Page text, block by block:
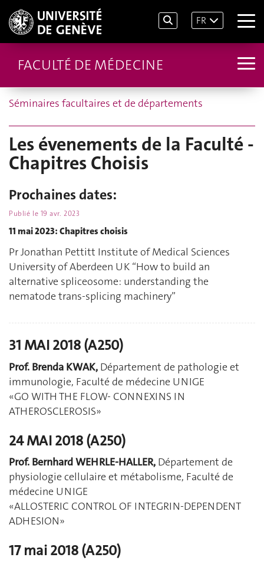
FR
FACULTÉ DE MÉDECINE
Séminaires facultaires et de départements
Les évenements de la Faculté -
Chapitres Choisis
Prochaines dates:
Publié le 19 avr. 2023
11 mai 2023: Chapitres choisis
Pr Jonathan Pettitt Institute of Medical Sciences
University of Aberdeen UK “How to build an
alternative spliceosome: understanding the
nematode trans-splicing machinery”
31 MAI 2018 (A250)
Prof. Brenda KWAK, Département de pathologie et
immunologie, Faculté de médecine UNIGE
«GO WITH THE FLOW- CONNEXINS IN
ATHEROSCLEROSIS»
24 MAI 2018 (A250)
Prof. Bernhard WEHRLE-HALLER, Département de
physiologie cellulaire et métabolisme, Faculté de
médecine UNIGE
«ALLOSTERIC CONTROL OF INTEGRIN-DEPENDENT
ADHESION»
17 mai 2018 (A250)